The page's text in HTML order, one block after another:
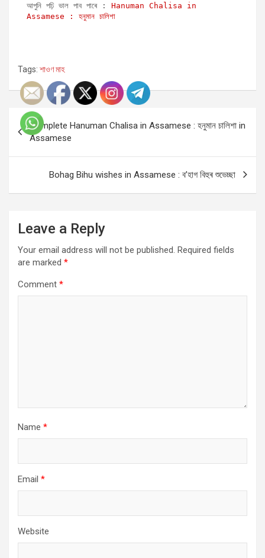
আপুনি পঢ়ি ভাল পাব পাৰে : Hanuman Chalisa in
Assamese : হনুমান চালিশা
Tags: শাওণ মাহ
Post
navigation
Complete Hanuman Chalisa in Assamese : হনুমান চালিশা in
Assamese
Bohag Bihu wishes in Assamese : ব’হাগ বিহুৰ শুভেচ্ছা
Leave a Reply
Your email address will not be published. Required fields
are marked *
Comment *
Name *
Email *
Website